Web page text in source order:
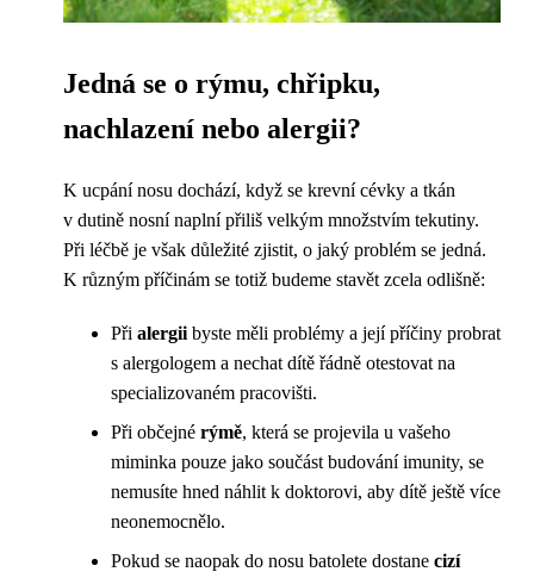
Jedná se o rýmu, chřipku,
nachlazení nebo alergii?
K ucpání nosu dochází, když se krevní cévky a tkán
v dutině nosní naplní přiliš velkým množstvím tekutiny.
Při léčbě je však důležité zjistit, o jaký problém se jedná.
K různým příčinám se totiž budeme stavět zcela odlišně:
Při alergii byste měli problémy a její příčiny probrat
s alergologem a nechat dítě řádně otestovat na
specializovaném pracovišti.
Při občejné rýmě, která se projevila u vašeho
miminka pouze jako součást budování imunity, se
nemusíte hned náhlit k doktorovi, aby dítě ještě více
neonemocnělo.
Pokud se naopak do nosu batolete dostane cizí